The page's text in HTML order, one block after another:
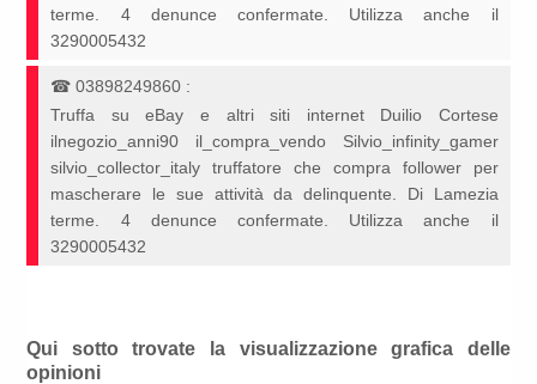
terme. 4 denunce confermate. Utilizza anche il
3290005432
☎03898249860 :
Truffa su eBay e altri siti internet Duilio Cortese
ilnegozio_anni90 il_compra_vendo Silvio_infinity_gamer
silvio_collector_italy truffatore che compra follower per
mascherare le sue attività da delinquente. Di Lamezia
terme. 4 denunce confermate. Utilizza anche il
3290005432
Qui sotto trovate la visualizzazione grafica delle
opinioni